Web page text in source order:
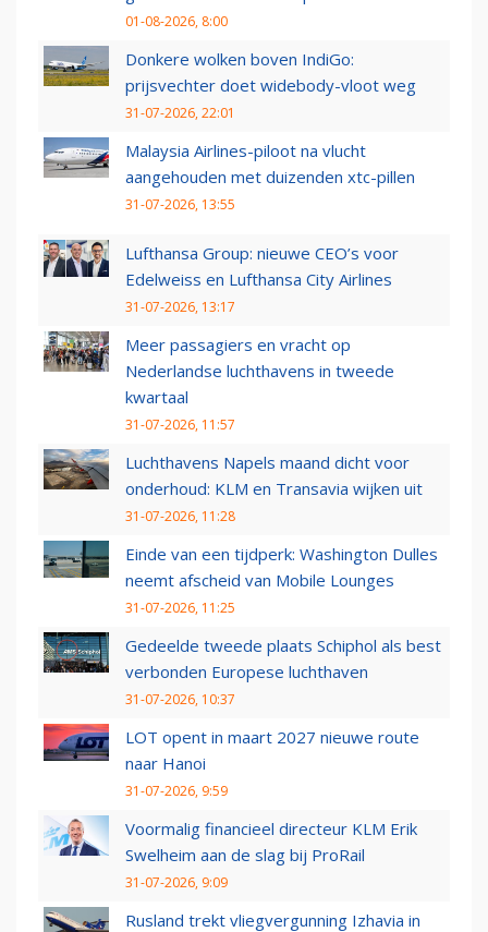
01-08-2026, 8:00
Donkere wolken boven IndiGo:
prijsvechter doet widebody-vloot weg
31-07-2026, 22:01
Malaysia Airlines-piloot na vlucht
aangehouden met duizenden xtc-pillen
31-07-2026, 13:55
Lufthansa Group: nieuwe CEO’s voor
Edelweiss en Lufthansa City Airlines
31-07-2026, 13:17
Meer passagiers en vracht op
Nederlandse luchthavens in tweede
kwartaal
31-07-2026, 11:57
Luchthavens Napels maand dicht voor
onderhoud: KLM en Transavia wijken uit
31-07-2026, 11:28
Einde van een tijdperk: Washington Dulles
neemt afscheid van Mobile Lounges
31-07-2026, 11:25
Gedeelde tweede plaats Schiphol als best
verbonden Europese luchthaven
31-07-2026, 10:37
LOT opent in maart 2027 nieuwe route
naar Hanoi
31-07-2026, 9:59
Voormalig financieel directeur KLM Erik
Swelheim aan de slag bij ProRail
31-07-2026, 9:09
Rusland trekt vliegvergunning Izhavia in